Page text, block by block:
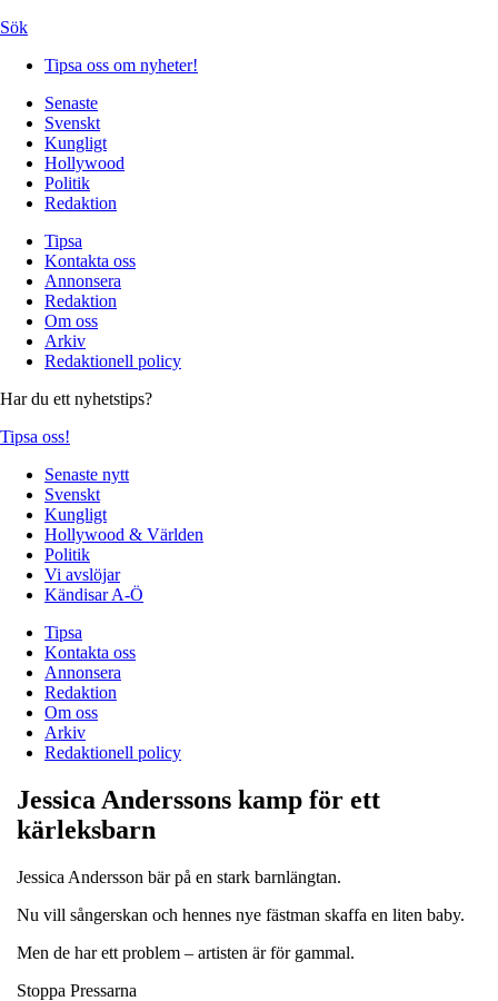
Sök
Tipsa oss om nyheter!
Senaste
Svenskt
Kungligt
Hollywood
Politik
Redaktion
Tipsa
Kontakta oss
Annonsera
Redaktion
Om oss
Arkiv
Redaktionell policy
Har du ett nyhetstips?
Tipsa oss!
Senaste nytt
Svenskt
Kungligt
Hollywood & Världen
Politik
Vi avslöjar
Kändisar A-Ö
Tipsa
Kontakta oss
Annonsera
Redaktion
Om oss
Arkiv
Redaktionell policy
Jessica Anderssons kamp för ett
kärleksbarn
Jessica Andersson bär på en stark barnlängtan.
Nu vill sångerskan och hennes nye fästman skaffa en liten baby.
Men de har ett problem – artisten är för gammal.
Stoppa Pressarna